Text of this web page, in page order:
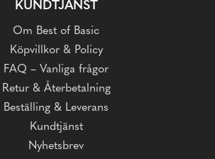
KUNDTJÄNST
Om Best of Basic
Köpvillkor & Policy
FAQ – Vanliga frågor
Retur & Återbetalning
Beställing & Leverans
Kundtjänst
Nyhetsbrev